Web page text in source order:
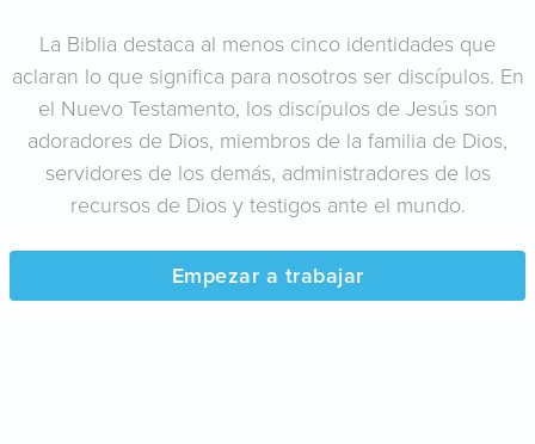
La Biblia destaca al menos cinco identidades que
aclaran lo que significa para nosotros ser discípulos. En
el Nuevo Testamento, los discípulos de Jesús son
adoradores de Dios, miembros de la familia de Dios,
servidores de los demás, administradores de los
recursos de Dios y testigos ante el mundo.
Empezar a trabajar